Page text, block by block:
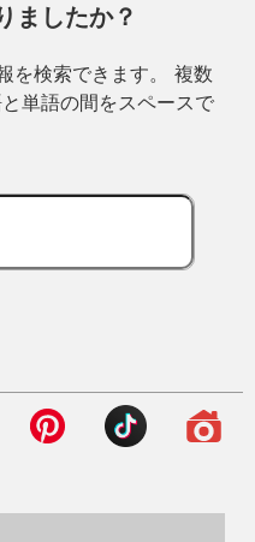
ましたか？
を検索できます。 複数
単語の間をスペースで